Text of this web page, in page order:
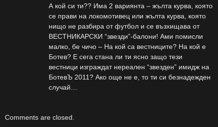
А кой си ти?? Има 2 вариянта – жълта курва, която
се прави на локомотивец или жълта курва, която
нищо не разбира от футбол и се възхищава от
ВЕСТНИКАРСКИ “звезди”-балони! Ами помисли
малко, бе чичо – На кой са вестниците? На кой е
Ботев? Е сега стана ли ти ясно защо тези
вестници изграждат нереален “звезден” имидж на
БотевЪ 2011? Ако още не е, то ти си безнадежден
случай…
Comments are closed.